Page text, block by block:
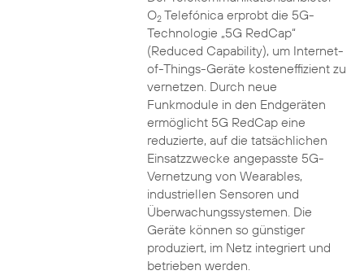
O2Telefónica erprobt die 5G-
Technologie „5G RedCap“
(Reduced Capability), um Internet-
of-Things-Geräte kosteneffizient zu
vernetzen. Durch neue
Funkmodule in den Endgeräten
ermöglicht 5G RedCap eine
reduzierte, auf die tatsächlichen
Einsatzzwecke angepasste 5G-
Vernetzung von Wearables,
industriellen Sensoren und
Überwachungssystemen. Die
Geräte können so günstiger
produziert, im Netz integriert und
betrieben werden.